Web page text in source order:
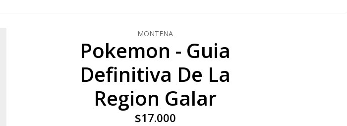
MONTENA
Pokemon - Guia
Definitiva De La
Region Galar
$17.000